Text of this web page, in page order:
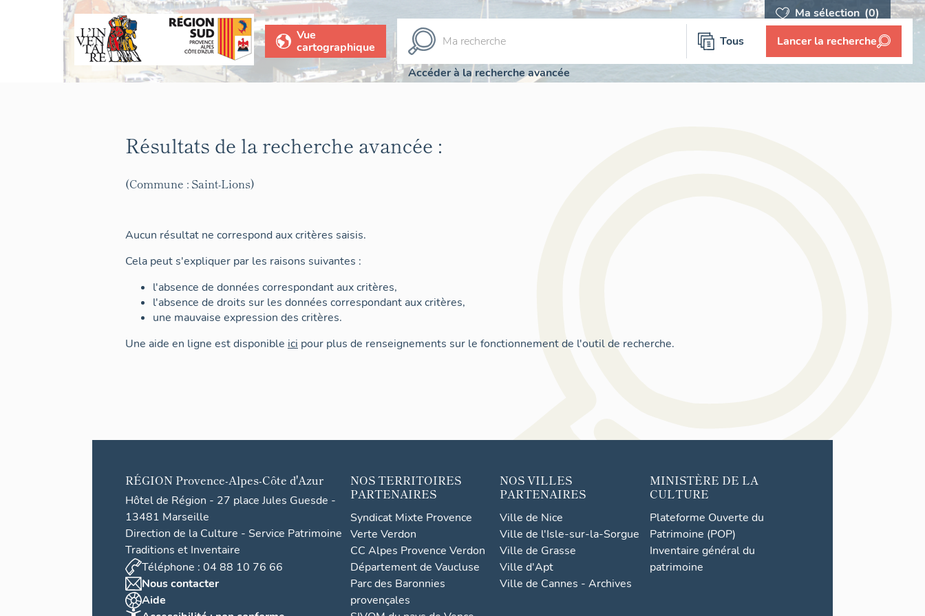
Ma sélection (0)
Vue
cartographique
Tous Lancer la recherche
Accéder à la recherche avancée
Résultats de la recherche avancée :
(Commune : Saint-Lions)
Aucun résultat ne correspond aux critères saisis.
Cela peut s'expliquer par les raisons suivantes :
l'absence de données correspondant aux critères,
l'absence de droits sur les données correspondant aux critères,
une mauvaise expression des critères.
Une aide en ligne est disponible ici pour plus de renseignements sur le fonctionnement de l'outil de recherche.
RÉGION Provence-Alpes-Côte d'Azur
Hôtel de Région - 27 place Jules Guesde -
13481 Marseille
Direction de la Culture - Service Patrimoine
Traditions et Inventaire
Téléphone : 04 88 10 76 66
Nous contacter
Aide
NOS TERRITOIRES
PARTENAIRES
Syndicat Mixte Provence
Verte Verdon
CC Alpes Provence Verdon
Département de Vaucluse
Parc des Baronnies
provençales
NOS VILLES
PARTENAIRES
Ville de Nice
Ville de l'Isle-sur-la-Sorgue
Ville de Grasse
Ville d'Apt
Ville de Cannes - Archives
MINISTÈRE DE LA
CULTURE
Plateforme Ouverte du
Patrimoine (POP)
Inventaire général du
patrimoine